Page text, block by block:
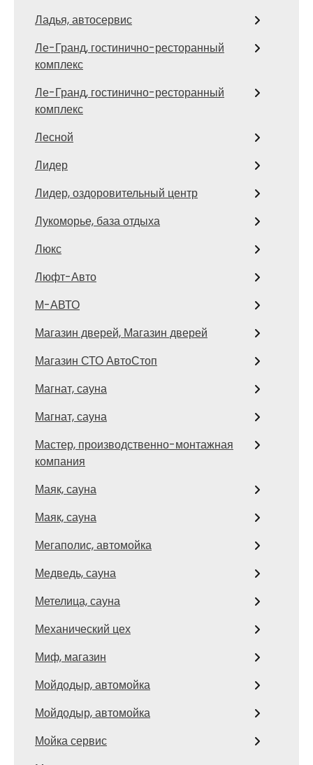
Ладья, автосервис
Ле-Гранд, гостинично-ресторанный
комплекс
Ле-Гранд, гостинично-ресторанный
комплекс
Лесной
Лидер
Лидер, оздоровительный центр
Лукоморье, база отдыха
Люкс
Люфт-Авто
М-АВТО
Магазин дверей, Магазин дверей
Магазин СТО АвтоСтоп
Магнат, сауна
Магнат, сауна
Мастер, производственно-монтажная
компания
Маяк, сауна
Маяк, сауна
Мегаполис, автомойка
Медведь, сауна
Метелица, сауна
Механический цех
Миф, магазин
Мойдодыр, автомойка
Мойдодыр, автомойка
Мойка сервис